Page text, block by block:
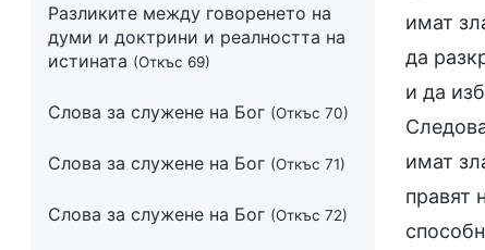
Разликите между говоренето на
думи и доктрини и реалността на
истината (Откъс 69)
Слова за служене на Бог (Откъс 70)
Слова за служене на Бог (Откъс 71)
Слова за служене на Бог (Откъс 72)
имат
да
и да
имат
правят